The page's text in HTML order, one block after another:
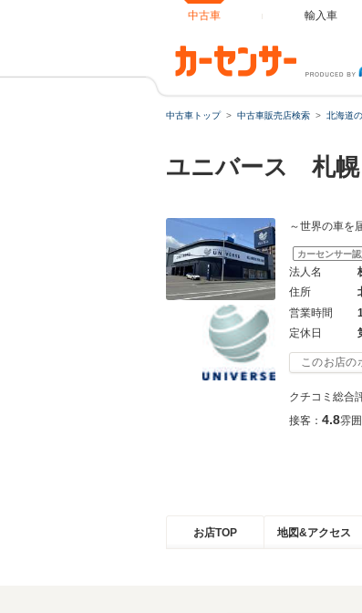
中古車 輸入車
中古車トップ 中古車販売店検索 北海道
ユニバース 札
～世界の車を
カーセンサー
法人名
住所
営業時間
定休日
このお店の
クチコミ総合
接客： 4.8雰囲
お店TOP 地図&アクセス